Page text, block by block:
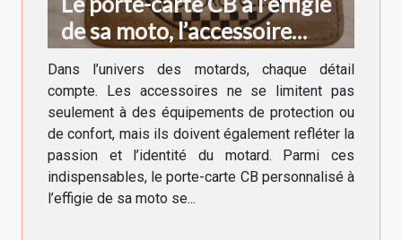
de sa moto, l’accessoire
indispensable du motard
Dans l’univers des motards, chaque détail
compte. Les accessoires ne se limitent pas
seulement à des équipements de protection ou
de confort, mais ils doivent également refléter la
passion et l’identité du motard. Parmi ces
indispensables, le porte-carte CB personnalisé à
l’effigie de sa moto se...